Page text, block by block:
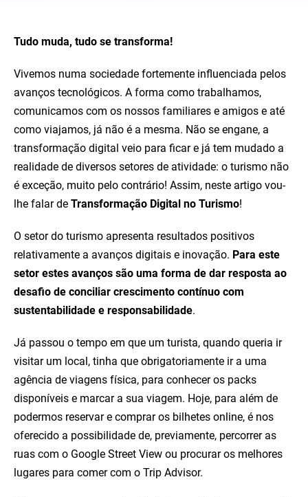
Tudo muda, tudo se transforma!
Vivemos numa sociedade fortemente influenciada pelos
avanços tecnológicos. A forma como trabalhamos,
comunicamos com os nossos familiares e amigos e até
como viajamos, já não é a mesma. Não se engane, a
transformação digital veio para ficar e já tem mudado a
realidade de diversos setores de atividade: o turismo não
é exceção, muito pelo contrário! Assim, neste artigo vou-
lhe falar de Transformação Digital no Turismo!
O setor do turismo apresenta resultados positivos
relativamente a avanços digitais e inovação. Para este
setor estes avanços são uma forma de dar resposta ao
desafio de conciliar crescimento contínuo com
sustentabilidade e responsabilidade.
Já passou o tempo em que um turista, quando queria ir
visitar um local, tinha que obrigatoriamente ir a uma
agência de viagens física, para conhecer os packs
disponíveis e marcar a sua viagem. Hoje, para além de
podermos reservar e comprar os bilhetes online, é nos
oferecido a possibilidade de, previamente, percorrer as
ruas com o Google Street View ou procurar os melhores
lugares para comer com o Trip Advisor.